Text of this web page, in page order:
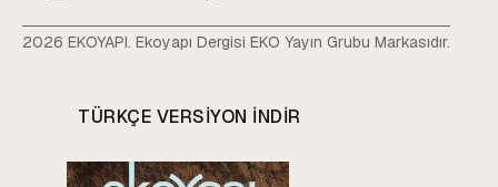
2026 EKOYAPI. Ekoyapı Dergisi EKO Yayın Grubu Markasıdır.
TÜRKÇE VERSIYON INDIR